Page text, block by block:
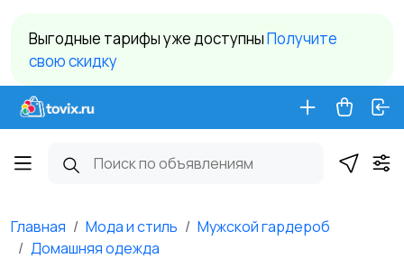
Выгодные тарифы уже доступныПолучите
свою скидку
Главная Мода и стиль
Мужской гардероб
Домашняя одежда